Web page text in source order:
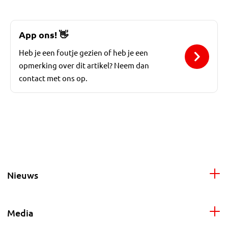
App ons!👋
Heb je een foutje gezien of heb je een
opmerking over dit artikel? Neem dan
contact met ons op.
Nieuws
Media